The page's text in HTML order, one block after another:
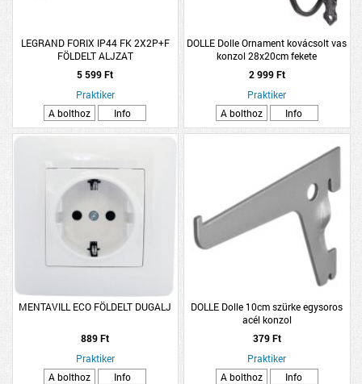
LEGRAND FORIX IP44 FK 2X2P+F
FÖLDELT ALJZAT
FEHÉR,GYERMEKVÉDELEMMEL, 16A
250V
5 599 Ft
Praktiker
A bolthoz
Info
DOLLE Dolle Ornament kovácsolt vas
konzol 28x20cm fekete
2 999 Ft
Praktiker
A bolthoz
Info
MENTAVILL ECO FÖLDELT DUGALJ
889 Ft
Praktiker
A bolthoz
Info
DOLLE Dolle 10cm szürke egysoros
acél konzol
379 Ft
Praktiker
A bolthoz
Info